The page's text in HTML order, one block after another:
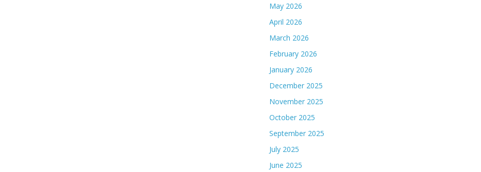
May 2026
April 2026
March 2026
February 2026
January 2026
December 2025
November 2025
October 2025
September 2025
July 2025
June 2025